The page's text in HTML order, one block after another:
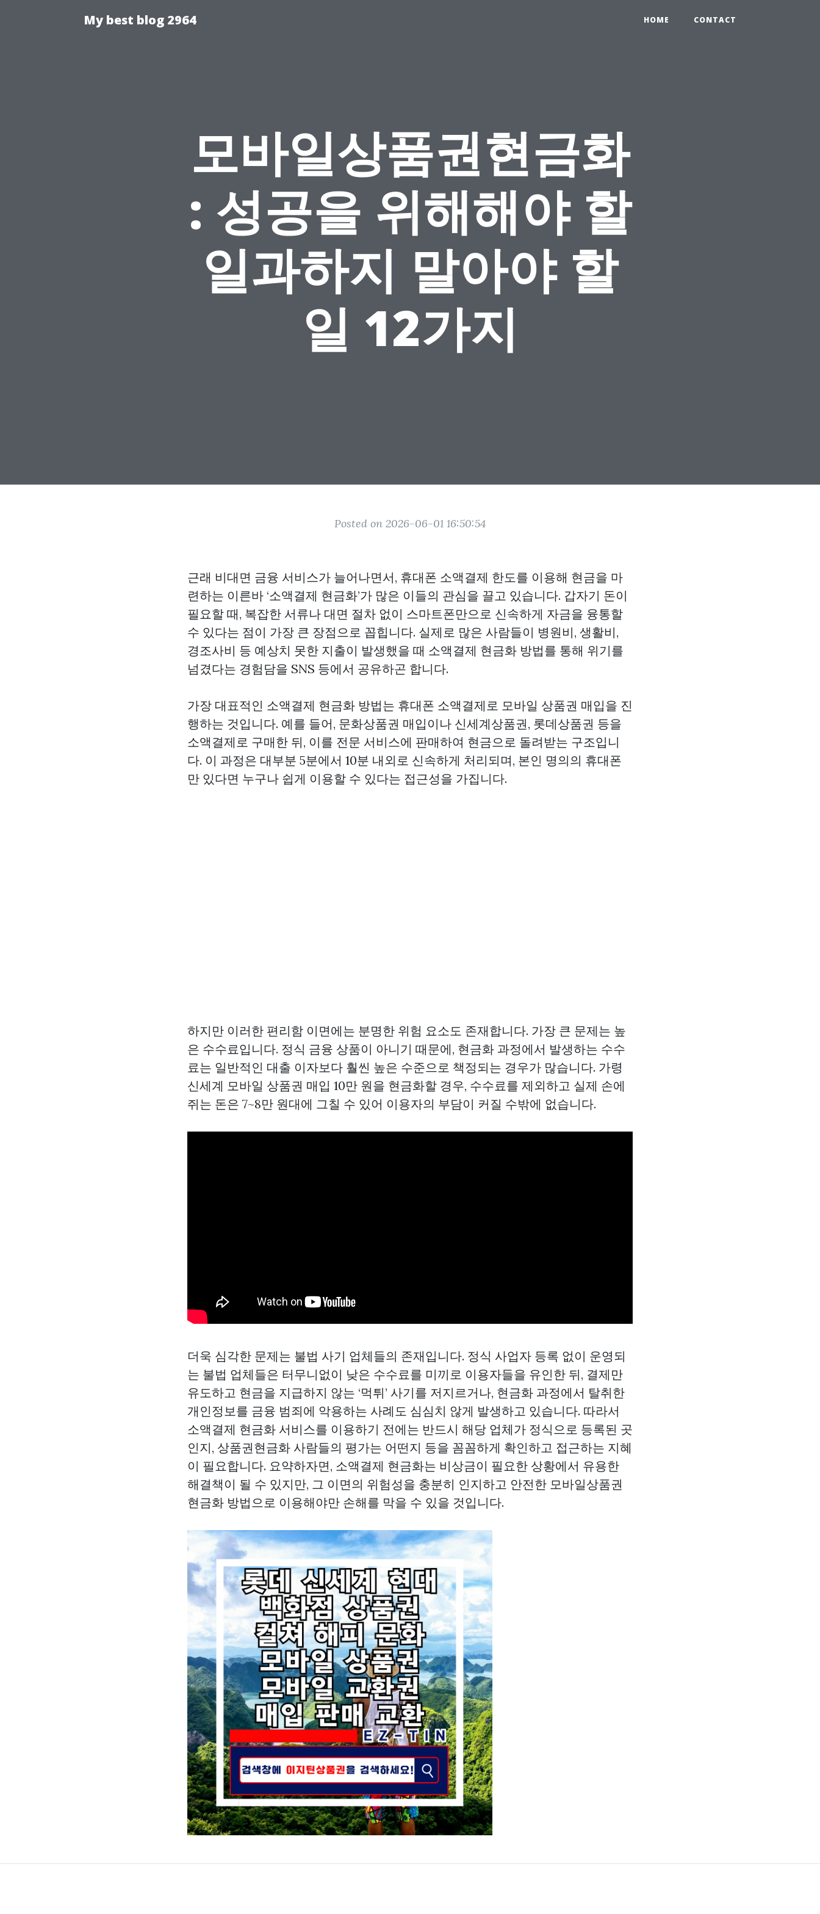
My best blog 2964 HOME CONTACT
모바일상품권현금화
: 성공을 위해해야 ​​할
일과하지 말아야 할
일 12가지
Posted on 2026-06-01 16:50:54
근래 비대면 금융 서비스가 늘어나면서, 휴대폰 소액결제 한도를 이용해 현금을 마
련하는 이른바 ‘소액결제 현금화’가 많은 이들의 관심을 끌고 있습니다. 갑자기 돈이
필요할 때, 복잡한 서류나 대면 절차 없이 스마트폰만으로 신속하게 자금을 융통할
수 있다는 점이 가장 큰 장점으로 꼽힙니다. 실제로 많은 사람들이 병원비, 생활비,
경조사비 등 예상치 못한 지출이 발생했을 때 소액결제 현금화 방법를 통해 위기를
넘겼다는 경험담을 SNS 등에서 공유하곤 합니다.
가장 대표적인 소액결제 현금화 방법는 휴대폰 소액결제로 모바일 상품권 매입을 진
행하는 것입니다. 예를 들어, 문화상품권 매입이나 신세계상품권, 롯데상품권 등을
소액결제로 구매한 뒤, 이를 전문 서비스에 판매하여 현금으로 돌려받는 구조입니
다. 이 과정은 대부분 5분에서 10분 내외로 신속하게 처리되며, 본인 명의의 휴대폰
만 있다면 누구나 쉽게 이용할 수 있다는 접근성을 가집니다.
하지만 이러한 편리함 이면에는 분명한 위험 요소도 존재합니다. 가장 큰 문제는 높
은 수수료입니다. 정식 금융 상품이 아니기 때문에, 현금화 과정에서 발생하는 수수
료는 일반적인 대출 이자보다 훨씬 높은 수준으로 책정되는 경우가 많습니다. 가령
신세계 모바일 상품권 매입 10만 원을 현금화할 경우, 수수료를 제외하고 실제 손에
쥐는 돈은 7~8만 원대에 그칠 수 있어 이용자의 부담이 커질 수밖에 없습니다.
더욱 심각한 문제는 불법 사기 업체들의 존재입니다. 정식 사업자 등록 없이 운영되
는 불법 업체들은 터무니없이 낮은 수수료를 미끼로 이용자들을 유인한 뒤, 결제만
유도하고 현금을 지급하지 않는 ‘먹튀’ 사기를 저지르거나, 현금화 과정에서 탈취한
개인정보를 금융 범죄에 악용하는 사례도 심심치 않게 발생하고 있습니다. 따라서
소액결제 현금화 서비스를 이용하기 전에는 반드시 해당 업체가 정식으로 등록된 곳
인지, 상품권현금화 사람들의 평가는 어떤지 등을 꼼꼼하게 확인하고 접근하는 지혜
이 필요합니다. 요약하자면, 소액결제 현금화는 비상금이 필요한 상황에서 유용한
해결책이 될 수 있지만, 그 이면의 위험성을 충분히 인지하고 안전한 모바일상품권
현금화 방법으로 이용해야만 손해를 막을 수 있을 것입니다.